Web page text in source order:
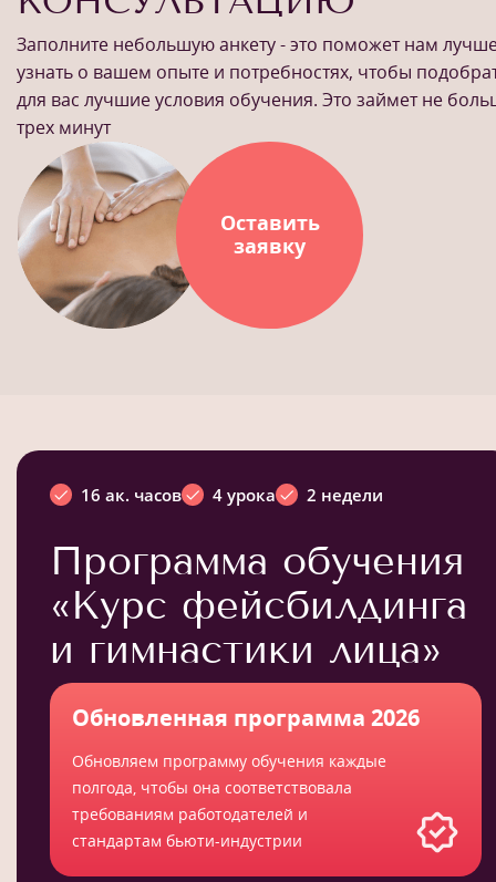
Заполните небольшую анкету - это поможет нам
узнать о вашем опыте и потребностях, чтобы
для вас лучшие условия обучения. Это займет не
трех минут
Оставить
заявку
16 ак. часов 4 урока 2 недели
Программа обучения
«Курс фейсбилдинга
и гимнастики лица»
Обновленная программа 2026
Обновляем программу обучения каждые
полгода, чтобы она соответствовала
требованиям работодателей и
стандартам бьюти-индустрии